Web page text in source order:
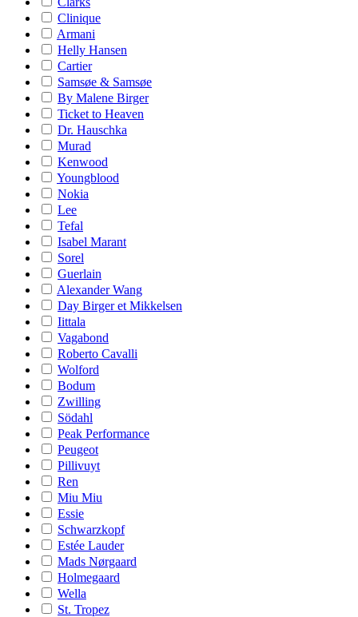
Clinique
Armani
Helly Hansen
Cartier
Samsøe & Samsøe
By Malene Birger
Ticket to Heaven
Dr. Hauschka
Murad
Kenwood
Youngblood
Nokia
Lee
Tefal
Isabel Marant
Sorel
Guerlain
Alexander Wang
Day Birger et Mikkelsen
Iittala
Vagabond
Roberto Cavalli
Wolford
Bodum
Zwilling
Södahl
Peak Performance
Peugeot
Pillivuyt
Ren
Miu Miu
Essie
Schwarzkopf
Estée Lauder
Mads Nørgaard
Holmegaard
Wella
St. Tropez